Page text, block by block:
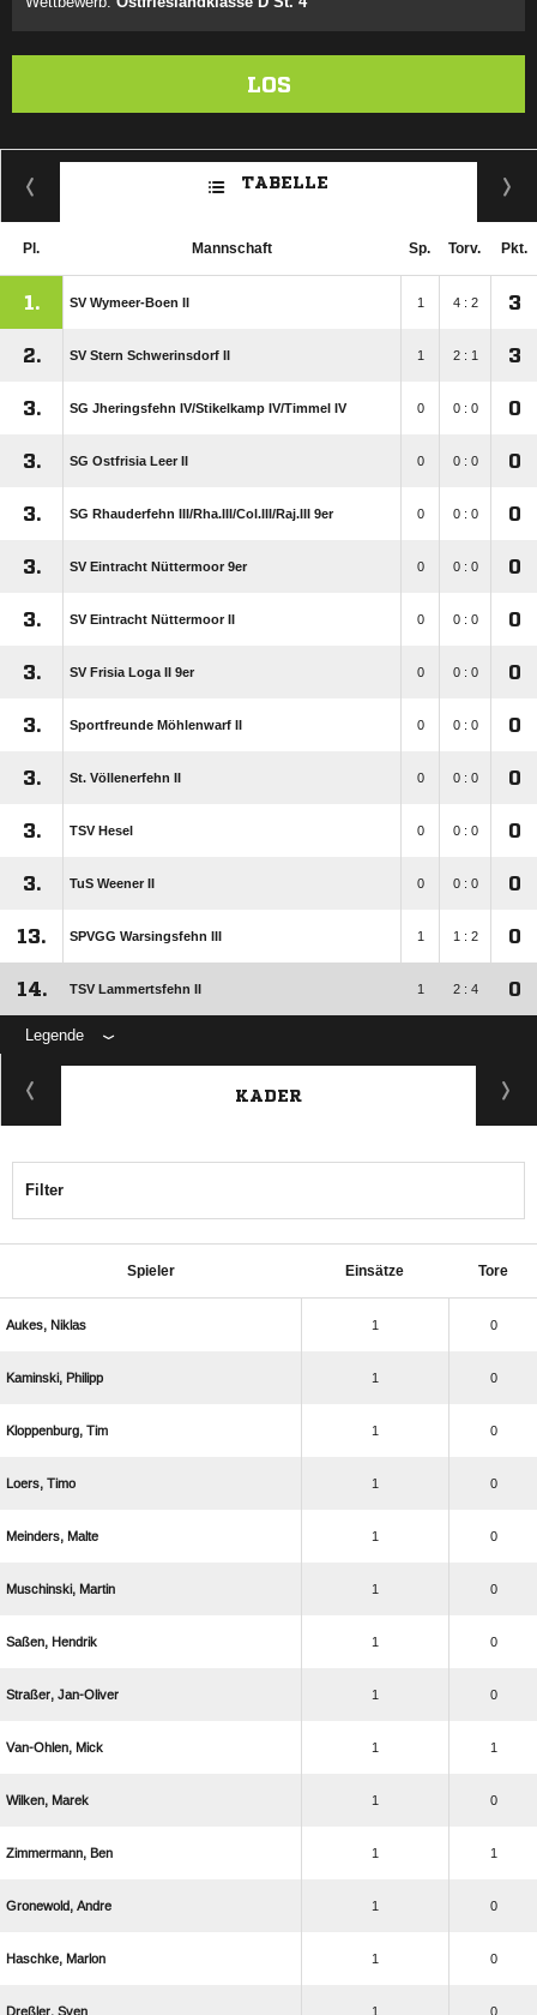
LOS
TABELLE
Pl. Mannschaft Sp. Torv. Pkt.
1. SV Wymeer-Boen II 1 4 : 2 3
2. SV Stern Schwerinsdorf II 1 2 : 1 3
3. SG Jheringsfehn IV/​Stikelkamp IV/​Timmel IV 0 0 : 0 0
3. SG Ostfrisia Leer II 0 0 : 0 0
3. SG Rhauderfehn III/​Rha.III/​Col.III/​Raj.III 9er 0 0 : 0 0
3. SV Eintracht Nüttermoor 9er 0 0 : 0 0
3. SV Eintracht Nüttermoor II 0 0 : 0 0
3. SV Frisia Loga II 9er 0 0 : 0 0
3. Sportfreunde Möhlenwarf II 0 0 : 0 0
3. St. Völlenerfehn II 0 0 : 0 0
3. TSV Hesel 0 0 : 0 0
3. TuS Weener II 0 0 : 0 0
13. SPVGG Warsingsfehn III 1 1 : 2 0
14. TSV Lammertsfehn II 1 2 : 4 0
Legende
KADER
Filter
Spieler Einsätze Tore
  1 0
  1 0
  1 0
  1 0
  1 0
  1 0
  1 0
  1 0
  1 1
  1 0
  1 1
  1 0
  1 0
  1 0